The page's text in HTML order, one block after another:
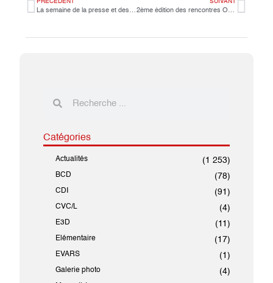
PRÉCÉDENT
La semaine de la presse et des médias à la BCD
SUIVANT
2ème édition des rencontres OSUI
Catégories
Actualités (1 253)
BCD (78)
CDI (91)
CVC/L (4)
E3D (11)
Elémentaire (17)
EVARS (1)
Galerie photo (4)